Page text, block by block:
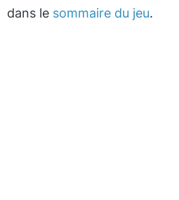
dans le sommaire du jeu.